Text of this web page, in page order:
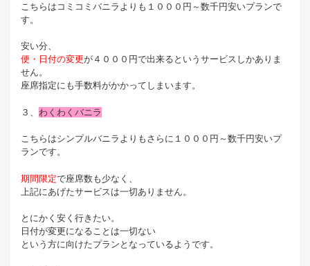
こちらはコミコミバニラよりも１０００円～数千円安いプランで
す。
安い分、
便・日付の変更が４０００円で出来るというサービスしかありま
せん。
座席指定にも手数料がかかってしまいます。
３、 わくわくバニラ
こちらはシンプルバニラよりもさらに１０００円～数千円安いプ
ランです。
期間限定で座席数も少なく、
上記にあげたサービスは一切ありません。
とにかく安く行きたい。
日付が変更になることは一切ない
という方に向けたプランとなっているようです。